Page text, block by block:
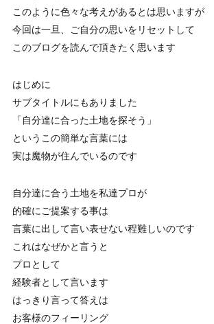
このように色々な考えがあるとは思いますが
今回は一旦、ご自分の思いをリセットして
このブログを読んで頂きたく思います
はじめに
サブタイトルにもありました
「自分達に合った土地を探そう」
というこの簡単な言葉には
実は魔物が住んでいるのです
自分達に合う土地を私達プロが
的確にご提案する事は
言葉に出して言い表せない程難しいのです
これはなぜかと言うと
プロとして
経験者として言います
はっきり言って答えは
お客様のフィーリング